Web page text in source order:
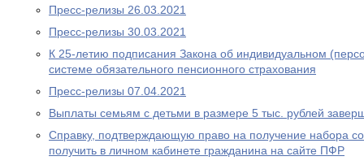
Пресс-релизы 26.03.2021
Пресс-релизы 30.03.2021
К 25-летию подписания Закона об индивидуальном
системе обязательного пенсионного страхования
Пресс-релизы 07.04.2021
Выплаты семьям с детьми в размере 5 тыс. рублей
Справку, подтверждающую право на получение набора
получить в личном кабинете гражданина на сайте ПФР